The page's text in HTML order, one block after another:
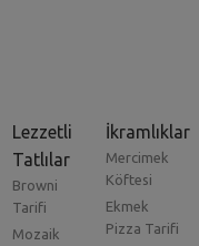
Lezzetli
Tatlılar
Browni
Tarifi
Mozaik
İkramlıklar
Mercimek
Köftesi
Ekmek
Pizza Tarifi